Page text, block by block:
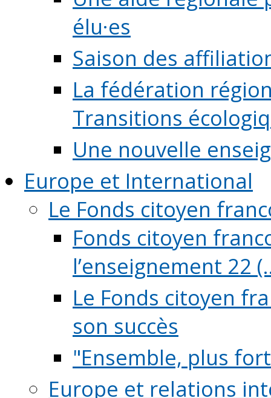
élu·es
Saison des
La fédération
Transitions
Une nouvelle
Europe et International
Le Fonds citoyen
Fonds citoyen
l’enseignement 22
Le Fonds citoyen
son succès
"Ensemble, plus
Europe et relations